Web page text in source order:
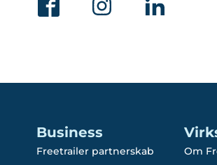
Business
Freetrailer partnerskab
Om